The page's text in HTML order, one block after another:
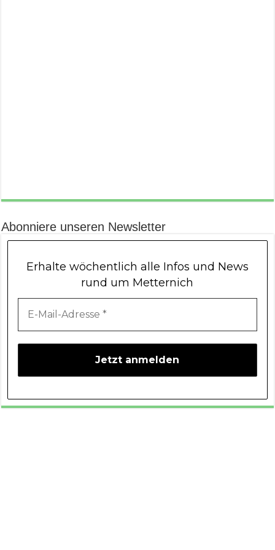
Abonniere unseren Newsletter
Erhalte wöchentlich alle Infos und News
rund um Metternich